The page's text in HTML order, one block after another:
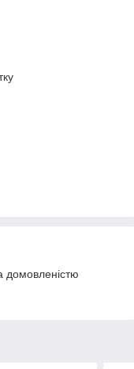
домовленістю